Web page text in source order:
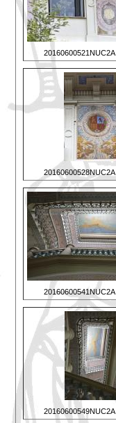
20160600521NUC2A
20160600528NUC2A
20160600541NUC2A
20160600549NUC2A